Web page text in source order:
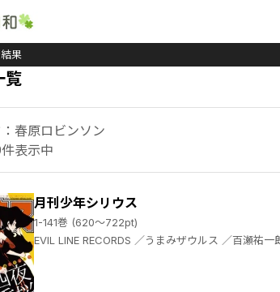
果
覧
春原ロビンソン
表示中
月刊少年シリウス
1-141巻 (620～722pt)
EVIL LINE RECORDS ／うまみザウルス ／百瀬祐一郎 ／ヤスダスズヒト ／伏瀬 ／茶々 ／杉本萌 ／清水茜 ／弐瓶勉 ／光永康則 ／沙村広明 ／土田陸 ／割田コマ ／蟹江鉄史 ／馬場康誌 ／加茂セイ ／刀坂アキラ ／遠山えま ／カトウコトノ ／柿原優子 ／ヤス ／川上泰樹 ／高田裕三 ／横田卓馬 ／イダタツヒコ ／士貴智志 ／虎走かける ／タツオ ／柴 ／神楽坂淳 ／雷蔵 ／荒木光 ／香月日輪 ／深山和香 ／戸野タエ ／リカチ ／MAGES. ／Chiyo St.Inc ／園心ふつう ／梅原英司